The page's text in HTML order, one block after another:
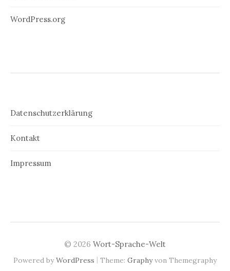
WordPress.org
Datenschutzerklärung
Kontakt
Impressum
© 2026 Wort-Sprache-Welt
Powered byWordPress | Theme: Graphyvon Themegraphy